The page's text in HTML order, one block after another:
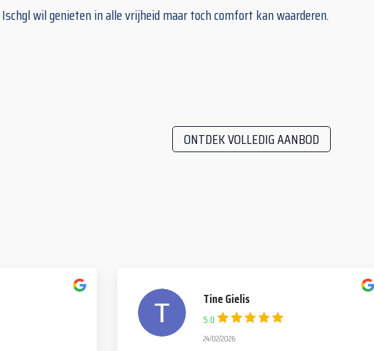
wil genieten in alle vrijheid maar toch comfort kan waarderen.
ONTDEK VOLLEDIG AANBOD
Tine Gielis
5.0
24/02/2026